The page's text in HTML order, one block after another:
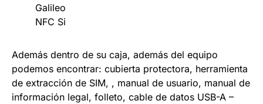
Galileo
NFC Si
Además dentro de su caja, además del equipo
podemos encontrar: cubierta protectora, herramienta
de extracción de SIM, , manual de usuario, manual de
información legal, folleto, cable de datos USB-A –